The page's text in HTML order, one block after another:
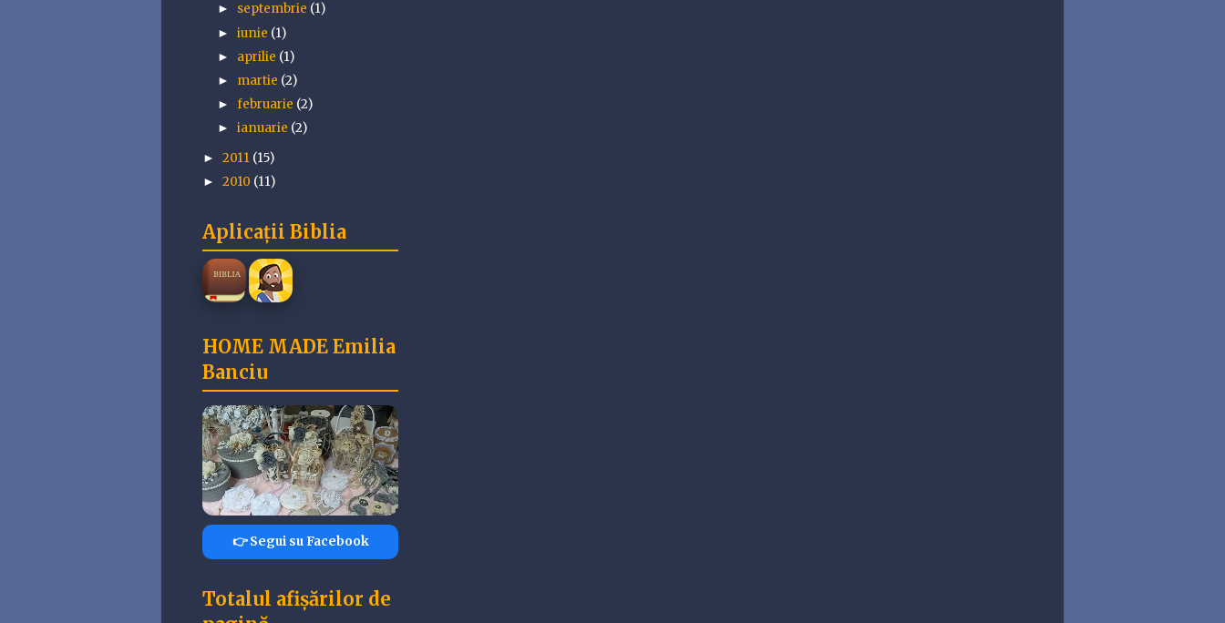
► septembrie (1)
►iunie (1)
► aprilie (1)
► martie (2)
►februarie (2)
►ianuarie (2)
► 2011 (15)
► 2010 (11)
Aplicații Biblia
HOME MADE Emilia
Banciu
👉 Segui su Facebook
Totalul afișărilor de